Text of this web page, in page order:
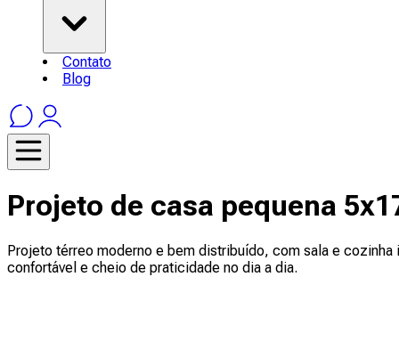
Contato
Blog
Projeto de casa pequena
Projeto térreo moderno e bem distribuído, com sala e
confortável e cheio de praticidade no dia a dia.